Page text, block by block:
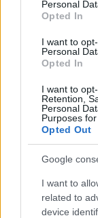
Personal
Opted In
I want to
Personal
Opted In
I want to
Retention,
Personal
Purposes
Opted Out
Google
I want to
related to
device